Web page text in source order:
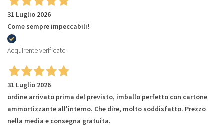
31 Luglio 2026
Come sempre impeccabili!
Acquirente verificato
31 Luglio 2026
ordine arrivato prima del previsto, imballo perfetto con cartone
ammortizzante all'interno. Che dire, molto soddisfatto. Prezzo
nella media e consegna gratuita.